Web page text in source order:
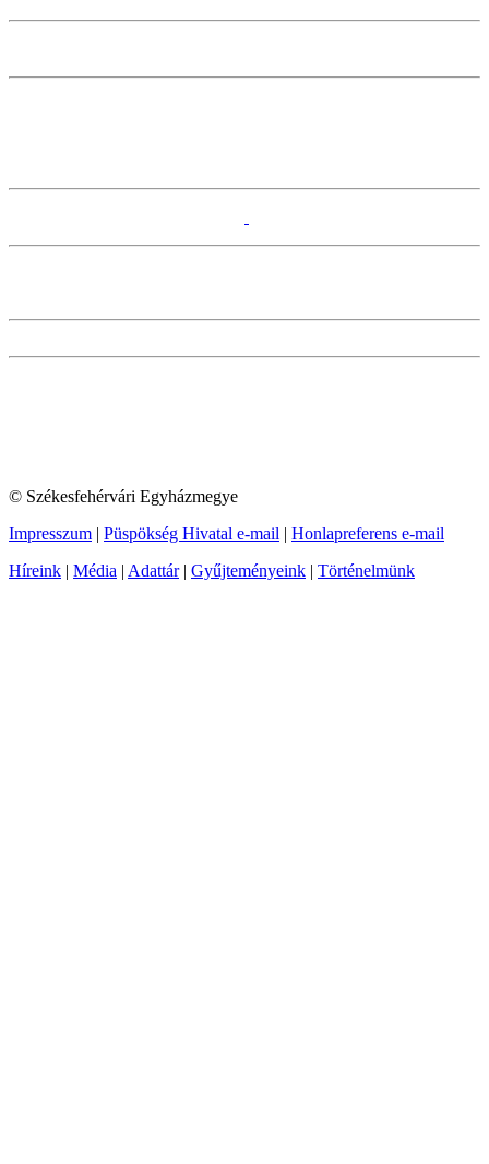
© Székesfehérvári Egyházmegye
Impresszum | Püspökség Hivatal e-mail | Honlapreferens e-mail
Híreink | Média | Adattár| Gyűjteményeink | Történelmünk